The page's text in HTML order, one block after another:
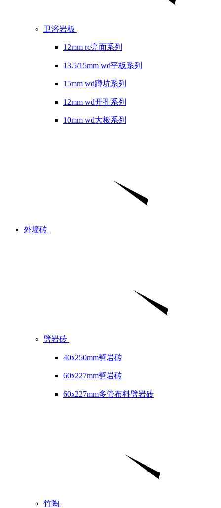
卫浴岩板
12mm rc亮面系列
13.5/15mm wd平板系列
15mm wd蹲坑系列
12mm wd开孔系列
10mm wd大板系列
外墙砖
劈岩砖
40x250mm劈岩砖
60x227mm劈岩砖
60x227mm多管布料劈岩砖
竹陶